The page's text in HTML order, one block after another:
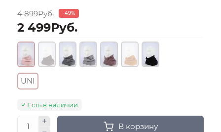
4 899Руб. -49%
2 499Руб.
UNI
Есть в наличии
В корзину